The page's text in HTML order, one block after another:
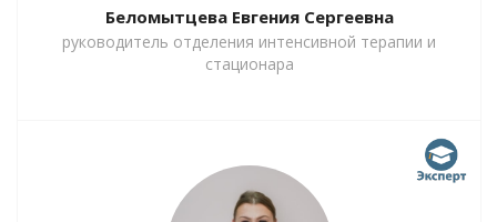
Беломытцева Евгения Сергеевна
руководитель отделения интенсивной терапии и
стационара